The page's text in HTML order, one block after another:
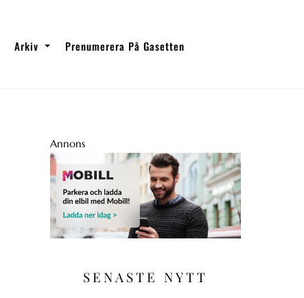
Arkiv Prenumerera På Gasetten
Annons
SENASTE NYTT